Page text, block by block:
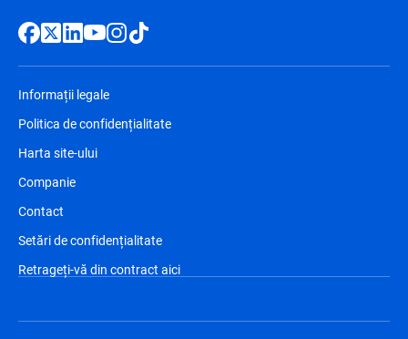
Informații legale
Politica de confidențialitate
Harta site-ului
Companie
Contact
Setări de confidențialitate
Retrageți-vă din contract aici